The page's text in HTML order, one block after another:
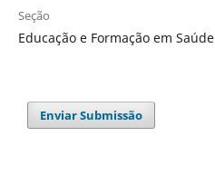
Seção
Educação e Formação em Saúde
Enviar Submissão